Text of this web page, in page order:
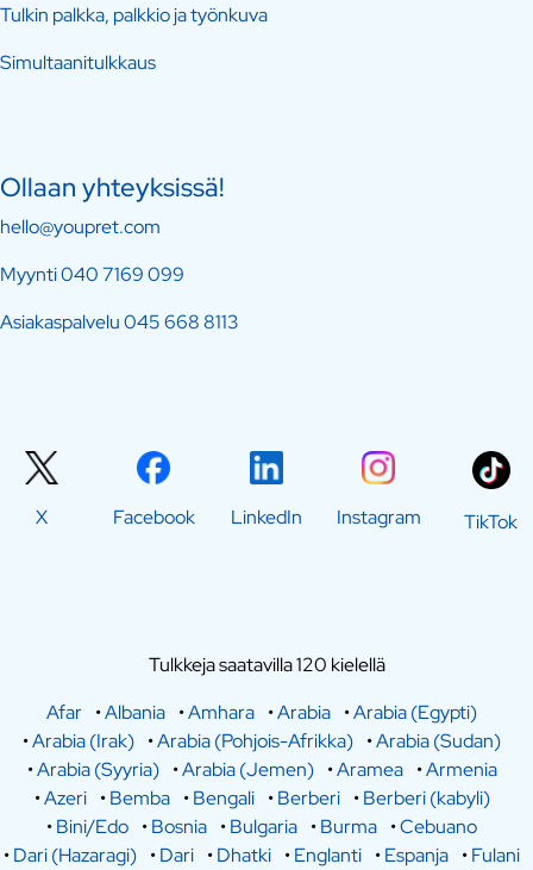
Tulkin palkka, palkkio ja työnkuva
Simultaanitulkkaus
Ollaan yhteyksissä!
hello@youpret.com
Myynti040 7169 099
Asiakaspalvelu045 668 8113
X Facebook LinkedIn Instagram TikTok
Tulkkeja saatavilla 120 kielellä
Afar •Albania •Amhara •Arabia •Arabia (Egypti)
•Arabia (Irak) •Arabia (Pohjois-Afrikka) •Arabia (Sudan)
•Arabia (Syyria) •Arabia (Jemen) •Aramea •Armenia
•Azeri •Bemba •Bengali •Berberi •Berberi (kabyli)
•Bini/Edo •Bosnia •Bulgaria •Burma •Cebuano
•Dari (Hazaragi) •Dari •Dhatki •Englanti •Espanja •Fulani